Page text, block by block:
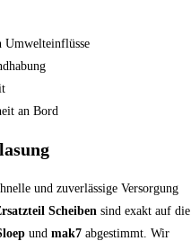
Umwelteinflüsse
an Bord
und zuverlässige Versorgung
Scheiben sind exakt auf die
und mak7 abgestimmt. Wir